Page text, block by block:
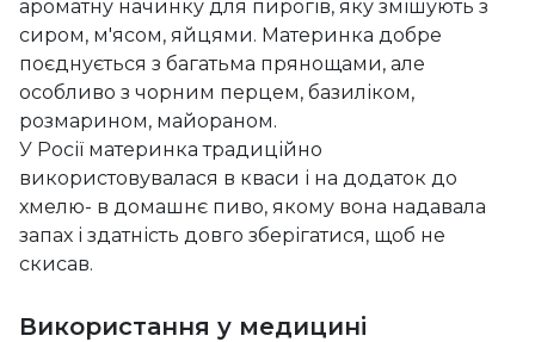
ароматну начинку для пирогів, яку змішують з
сиром, м'ясом, яйцями. Материнка добре
поєднується з багатьма прянощами, але
особливо з чорним перцем, базиліком,
розмарином, майораном.
У Росії материнка традиційно
використовувалася в кваси і на додаток до
хмелю- в домашнє пиво, якому вона надавала
запах і здатність довго зберігатися, щоб не
скисав.
Використання у медицині